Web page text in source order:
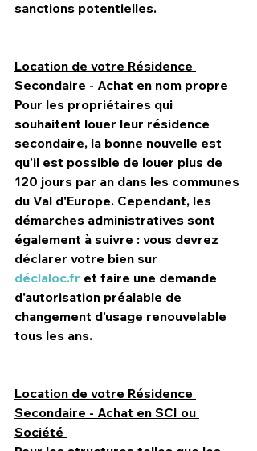
sanctions potentielles.
Location de votre Résidence
Secondaire - Achat en nom propre
Pour les propriétaires qui
souhaitent louer leur résidence
secondaire, la bonne nouvelle est
qu'il est possible de louer plus de
120 jours par an dans les communes
du Val d'Europe. Cependant, les
démarches administratives sont
également à suivre : vous devrez
déclarer votre bien sur
déclaloc.fr et faire une demande
d'autorisation préalable de
changement d'usage renouvelable
tous les ans.
Location de votre Résidence
Secondaire - Achat en SCI ou
Société